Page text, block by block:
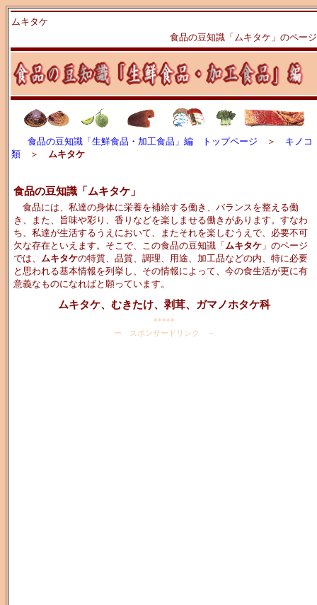
ムキタケ
食品の豆知識「ムキタケ」のページ
食品の豆知識「生鮮食品・加工食品」編 トップページ ＞ キノコ
類 ＞ ムキタケ
食品の豆知識「ムキタケ」
食品には、私達の身体に栄養を補給する働き、バランスを整える働
き、また、旨味や彩り、香りなどを楽しませる働きがあります。すなわ
ち、私達が生活するうえにおいて、またそれを楽しむうえで、必要不可
欠な存在といえます。そこで、この食品の豆知識「 ムキタケ 」のページ
では、 ムキタケの特質、品質、調理、用途、加工品などの内、特に必要
と思われる基本情報を列挙し、その情報によって、今の食生活が更に有
意義なものになればと願っています。
ムキタケ、むきたけ、剥茸、ガマノホタケ科
*****
ー スポンサードリンク －